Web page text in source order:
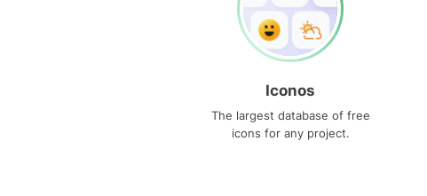
Iconos
The largest database of free
icons for any project.